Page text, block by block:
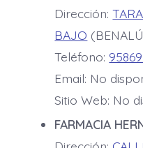
Dirección:
BAJO
Teléfono:
Email: No
Sitio Web: No
FARMACIA